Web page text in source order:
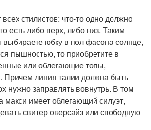
стилистов: что-то одно должно
есть либо верх, либо низ. Таким
юбку в пол фасона солнце,
пышностью, то приобретите в
или облегающие топы,
Причем линия талии должна быть
нужно заправлять вовнутрь. В том
макси имеет облегающий силуэт,
свитер оверсайз или свободную